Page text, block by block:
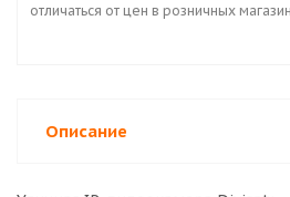
отличаться от цен в розничных
Описание